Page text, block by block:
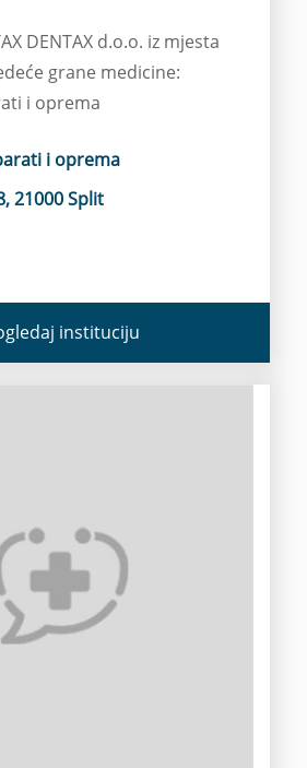
DENTAX d.o.o. iz mjesta
grane medicine:
i oprema
i oprema
21000 Split
instituciju